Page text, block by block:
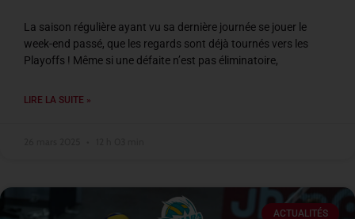
La saison régulière ayant vu sa dernière journée se jouer le
week-end passé, que les regards sont déjà tournés vers les
Playoffs ! Même si une défaite n’est pas éliminatoire,
LIRE LA SUITE »
ACTUALITÉS